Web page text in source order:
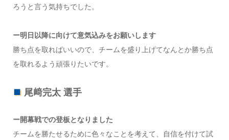
ろうと言う気持ちでした。
ー明日以降に向けて意気込みをお願いします
勝ち点を取ればいいので、チームを盛り上げてなんとか勝ち点
を取れるよう頑張りたいです。
尾﨑完太 選手
ー開幕戦での登板となりました
チームを勝たせるために色々なことを考えて、自信を付けて試